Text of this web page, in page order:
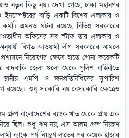
নতুন কিছু নয়। দেখা গেছে, ঢাকা মহানগর
বাড়ি একটি বিশেষ এলাকার ও
এমনও ঘটনা রয়েছে বিভিন্ন সরকারের
আওতাধীন অফিসের সব স্টাফ তার এলাকার ও
বিগত আওয়ামী লীগ সরকারের আমলে
নিয়োগের ক্ষেত্রে হাতে গোনা কয়েকটি
জেলা গুলো থেকে পুলিশ বাহিনীতে
স্থানীয় এমপি ও জনপ্রতিনিধিদের সুপারিশ
শুধু সরকারি নয় বেসরকারি ক্ষেত্রেও
বাংলাদেশের ব্যাংক খাত থেকে প্রায় এক
ছিল। শুধু ঋণ নয়, এস আলম গ্রুপ নিয়ন্ত্রণ
ব্যাংক পূর্ণ নিয়ন্ত্রণ লাভের পর কয়েক হাজার